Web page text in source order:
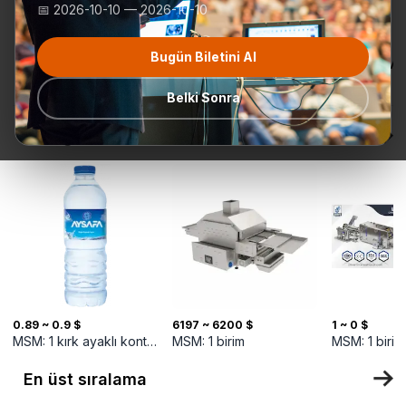
📅 2026-10-10 —2026-10-10
Bugün Biletini Al
Belki Sonra
Kategoriler
Teklif Talebi En popüler
Hazır
Yeni gelenler
0.89 ~ 0.9 $
MSM: 1 kırk ayaklı konteyner
6197 ~ 6200 $
MSM: 1 birim
1 ~ 0 $
MSM: 1 birim
En üst sıralama